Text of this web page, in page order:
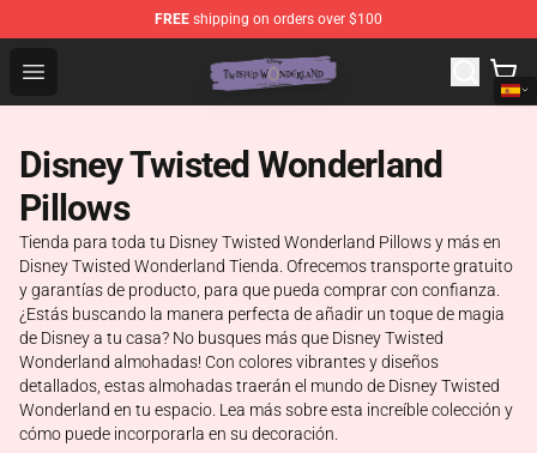
FREE shipping on orders over $100
Open menu
Twisted Wonderland Store - Official Twisted
Disney Twisted Wonderland
Pillows
Tienda para toda tu Disney Twisted Wonderland Pillows y más en
Disney Twisted Wonderland Tienda. Ofrecemos transporte gratuito
y garantías de producto, para que pueda comprar con confianza.
¿Estás buscando la manera perfecta de añadir un toque de magia
de Disney a tu casa? No busques más que Disney Twisted
Wonderland almohadas! Con colores vibrantes y diseños
detallados, estas almohadas traerán el mundo de Disney Twisted
Wonderland en tu espacio. Lea más sobre esta increíble colección y
cómo puede incorporarla en su decoración.